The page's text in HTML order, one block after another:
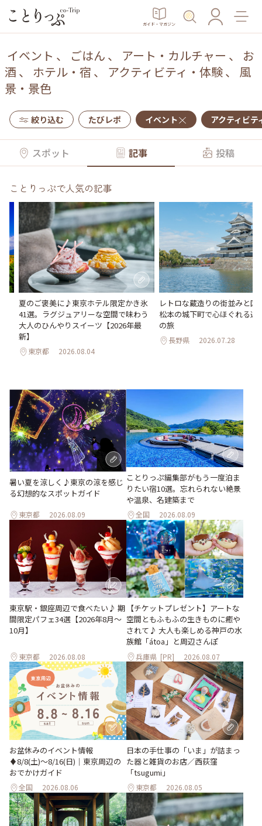
ガイド・マガジン
イベント 、 ごはん 、 アート・カルチャー 、 お
酒 、 ホテル・宿 、 アクティビティ・体験、 風
景・景色
絞り込む たびレポ イベント アクティビテ
スポット 記事 投稿
ことりっぷで人気の記事
夏のご褒美に♪東京ホテル限定かき氷
41選。ラグジュアリーな空間で味わう
大人のひんやりスイーツ【2026年最
新】
東京都 2026.08.04
レトロな蔵造りの街並みと国
松本の城下町で心ほぐれる週
の旅
長野県 2026.07.28
暑い夏を涼しく♪東京の涼を感じ
る幻想的なスポットガイド
東京都 2026.08.09
ことりっぷ編集部がもう一度泊ま
りたい宿10選。忘れられない絶景
や温泉、名建築まで
全国 2026.08.09
東京駅・銀座周辺で食べたい♪ 期
間限定パフェ34選【2026年8月～
10月】
東京都 2026.08.08
【チケットプレゼント】アートな
空間ともふもふの生きものに癒や
されて♪ 大人も楽しめる神戸の水
族館「átoa」と周辺さんぽ
兵庫県 [PR] 2026.08.07
お盆休みのイベント情報
♦︎8/8(土)〜8/16(日)｜東京周辺の
おでかけガイド
全国 2026.08.06
日本の手仕事の「いま」が詰まっ
た器と雑貨のお店／西荻窪
「tsugumi」
東京都 2026.08.05